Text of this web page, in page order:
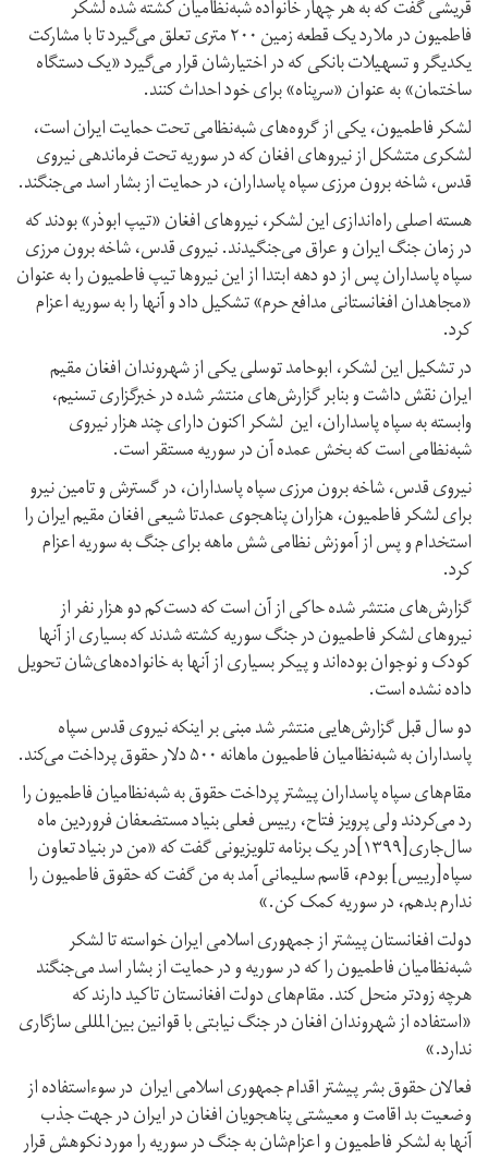
قریشی گفت که به هر چهار خانواده شبه‌نظامیان کشته شده لشکر
فاطمیون در ملارد یک قطعه زمین ۲۰۰ متری تعلق می‌گیرد تا با مشارکت
یکدیگر و تسهیلات بانکی که در اختیارشان قرار می‌گیرد «یک دستگاه
ساختمان» به عنوان «سرپناه» برای خود احداث کنند.
لشکر فاطمیون، یکی از گروه‌های شبه‌نظامی تحت حمایت ایران است،
لشکری متشکل از نیروهای افغان که در سوریه تحت فرماندهی نیروی
قدس، شاخه برون مرزی سپاه پاسداران، در حمایت از بشار اسد می‌جنگند.
هسته اصلی راه‌اندازی این لشکر، نیروهای افغان «تیپ ابوذر» بودند که
در زمان جنگ ایران و عراق می‌جنگیدند. نیروی قدس، شاخه برون مرزی
سپاه پاسداران پس از دو دهه ابتدا از این نیروها تیپ فاطمیون را به عنوان
«مجاهدان افغانستانی مدافع حرم» تشکیل داد و آنها را به سوریه اعزام
کرد.
در تشکیل این لشکر، ابوحامد توسلی یکی از شهروندان افغان مقیم
ایران نقش داشت و بنابر گزارش‌های منتشر شده در خبرگزاری تسنیم،
وابسته به سپاه پاسداران، این لشکر اکنون دارای چند هزار نیروی
شبه‌نظامی است که بخش عمده آن در سوریه مستقر است.
نیروی قدس، شاخه برون مرزی سپاه پاسداران، در گسترش و تامین نیرو
برای لشکر فاطمیون، هزاران پناهجوی عمدتا شیعی افغان مقیم ایران را
استخدام و پس از آموزش نظامی شش ماهه برای جنگ به سوریه اعزام
کرد.
گزارش‌های منتشر شده حاکی از آن است که دست‌کم دو هزار نفر از
نیروهای لشکر فاطمیون در جنگ سوریه کشته شدند که بسیاری از آنها
کودک و نوجوان بوده‌اند و پیکر بسیاری از آنها به خانواده‌های‌شان تحویل
داده نشده است.
دو سال قبل گزارش‌هایی منتشر شد مبنی بر اینکه نیروی قدس سپاه
پاسداران به شبه‌نظامیان فاطمیون ماهانه ۵۰۰ دلار حقوق پرداخت می‌کند.
مقام‌های سپاه پاسداران پیشتر پرداخت حقوق به شبه‌نظامیان فاطمیون را
رد می‌کردند ولی پرویز فتاح، رییس فعلی بنیاد مستضعفان فروردین ماه
سال‌جاری[۱۳۹۹]در یک برنامه تلویزیونی گفت که «من در بنیاد تعاون
سپاه[رییس] بودم، قاسم سلیمانی آمد به من گفت که حقوق فاطمیون را
ندارم بدهم، در سوریه کمک کن.»
دولت افغانستان پیشتر از جمهوری اسلامی ایران خواسته تا لشکر
شبه‌نظامیان فاطمیون را که در سوریه و در حمایت از بشار اسد می‌جنگند
هرچه زودتر منحل کند. مقام‌های دولت افغانستان تاکید دارند که
«استفاده از شهروندان افغان در جنگ نیابتی با قوانین بین‌المللی سازگاری
ندارد.»
فعالان حقوق بشر پیشتر اقدام جمهوری اسلامی ایران در سوءاستفاده از
وضعیت بد اقامت و معیشتی پناهجویان افغان در ایران در جهت جذب
آنها به لشکر فاطمیون و اعزام‌شان به جنگ در سوریه را مورد نکوهش قرار